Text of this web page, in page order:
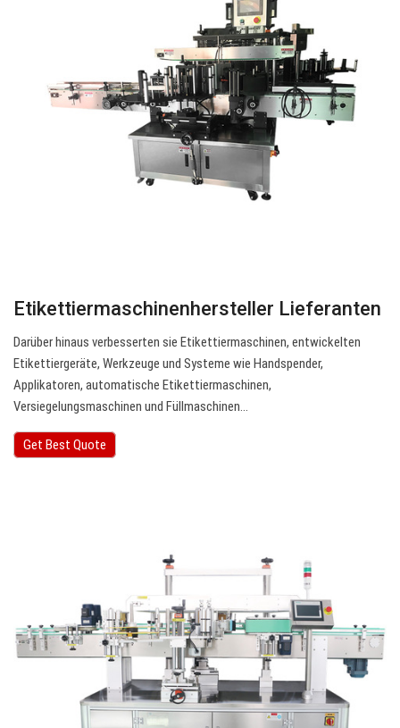
Etikettiermaschinenhersteller Lieferanten
Darüber hinaus verbesserten sie Etikettiermaschinen, entwickelten
Etikettiergeräte, Werkzeuge und Systeme wie Handspender,
Applikatoren, automatische Etikettiermaschinen,
Versiegelungsmaschinen und Füllmaschinen…
Get Best Quote